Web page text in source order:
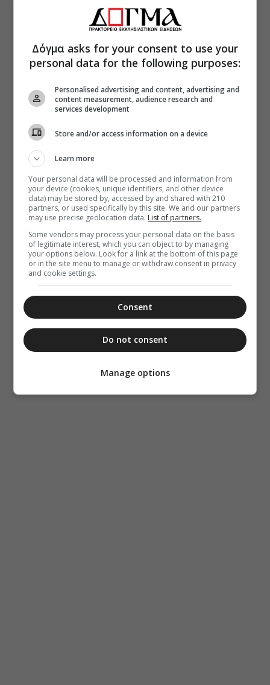
Δόγμα asks for your consent to use your
personal data for the following purposes:
Personalised advertising and content, advertising and
content measurement, audience research and
services development
Store and/or access information on a device
Learn more
Your personal data will be processed and information from
your device (cookies, unique identifiers, and other device
data) may be stored by, accessed by and shared with 210
partners, or used specifically by this site. We and our partners
may use precise geolocation data. List of partners.
Some vendors may process your personal data on the basis
of legitimate interest, which you can object to by managing
your options below. Look for a link at the bottom of this page
or in the site menu to manage or withdraw consent in privacy
and cookie settings.
Consent
Do not consent
Manage options